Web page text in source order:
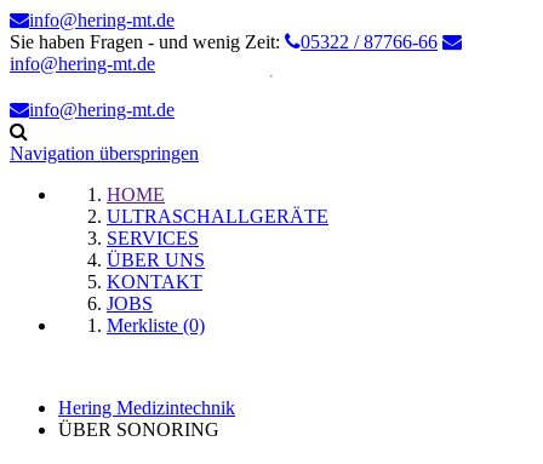
info@hering-mt.de
Sie haben Fragen - und wenig Zeit:
05322 / 87766-66
info@hering-mt.de
info@hering-mt.de
Navigation überspringen
HOME
ULTRASCHALLGERÄTE
SERVICES
ÜBER UNS
KONTAKT
JOBS
Merkliste (0)
Hering Medizintechnik
ÜBER SONORING